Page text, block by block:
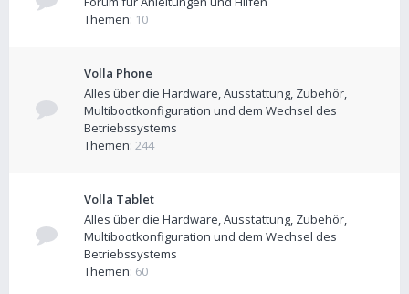
Themen: 10
Volla Phone
Alles über die Hardware, Ausstattung, Zubehör,
Multibootkonfiguration und dem Wechsel des
Betriebssystems
Themen: 244
Volla Tablet
Alles über die Hardware, Ausstattung, Zubehör,
Multibootkonfiguration und dem Wechsel des
Betriebssystems
Themen: 60